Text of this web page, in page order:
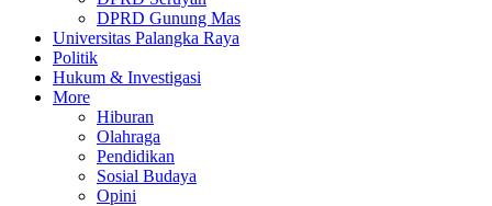
DPRD Gunung Mas
Universitas Palangka Raya
Politik
Hukum & Investigasi
More
Hiburan
Olahraga
Pendidikan
Sosial Budaya
Opini